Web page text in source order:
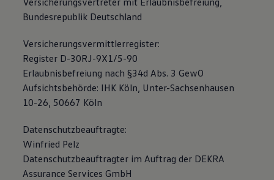
75 Jahre Bulli Jubiläum
Bulli Magazin
Bundesrepublik Deutschland
Versicherungsvermittlerregister:
Register D-30RJ-9X1/5-90
Erlaubnisbefreiung nach §34d Abs. 3 GewO
Aufsichtsbehörde: IHK Köln, Unter-Sachsenhausen
10-26, 50667 Köln
Datenschutzbeauftragte:
Winfried Pelz
Datenschutzbeauftragter im Auftrag der DEKRA
Assurance Services GmbH